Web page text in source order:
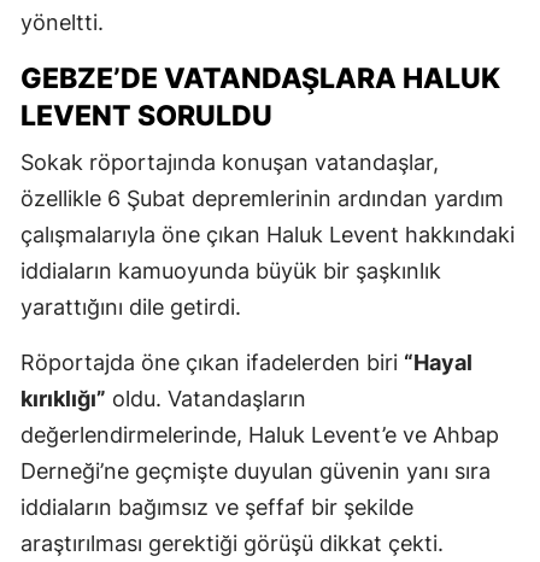
yöneltti.
GEBZE’DE VATANDAŞLARA HALUK
LEVENT SORULDU
Sokak röportajında konuşan vatandaşlar,
özellikle 6 Şubat depremlerinin ardından yardım
çalışmalarıyla öne çıkan Haluk Levent hakkındaki
iddiaların kamuoyunda büyük bir şaşkınlık
yarattığını dile getirdi.
Röportajda öne çıkan ifadelerden biri “Hayal
kırıklığı” oldu. Vatandaşların
değerlendirmelerinde, Haluk Levent’e ve Ahbap
Derneği’ne geçmişte duyulan güvenin yanı sıra
iddiaların bağımsız ve şeffaf bir şekilde
araştırılması gerektiği görüşü dikkat çekti.